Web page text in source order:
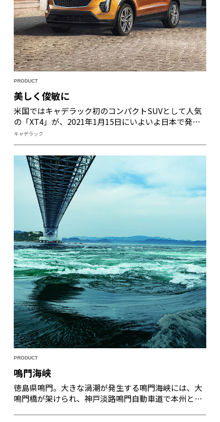
PRODUCT
美しく俊敏に
米国ではキャデラック初のコンパクトSUVとして人気
の「XT4」が、2021年1月15日にいよいよ日本で発売
となる。独自のスペースフレーム構造をベースに、躍
動感あふれる表情豊かなデザインと最新技術を搭載し
たプレミアムなSUVだ。
キャデラック
PRODUCT
鳴門海峡
徳島県鳴門。大きな渦潮が発生する鳴門海峡には、大
鳴門橋が架けられ、神戸淡路鳴門自動車道で本州と結